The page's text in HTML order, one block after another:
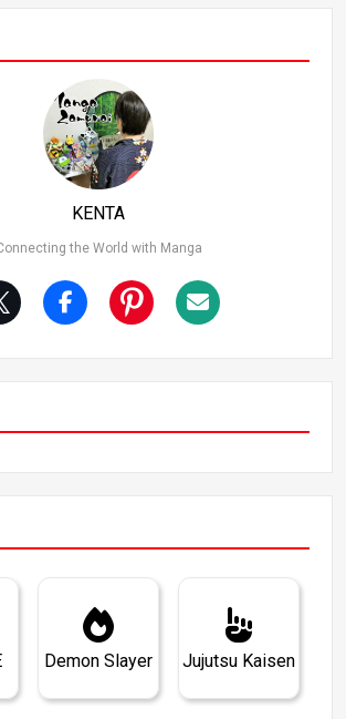
Crew nr. 2 personages en duik ik di
en prestaties. Wie gaat
strijken? Laten we het uitzoeken! 2. 11e pl
Pirates) Killer is een vechter in de Kid Pirat
een belangrijke metgezel voor Eustass Ki
roterende zeisachtige wapens aan beid
Killer zijn vijanden met snelle sla
KENTA
the World with Manga
Demon Slayer Jujutsu Kaisen